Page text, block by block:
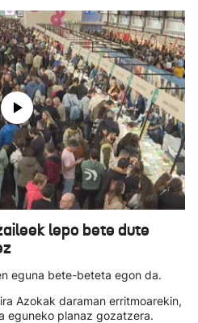
lepo bete dute
eguna bete-beteta egon da.
Azokak daraman erritmoarekin,
eguneko planaz gozatzera.